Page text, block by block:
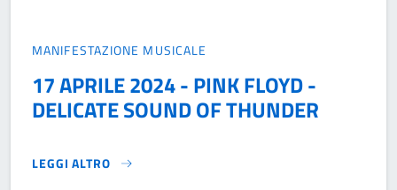
MANIFESTAZIONE MUSICALE
17 APRILE 2024 - PINK FLOYD -
DELICATE SOUND OF THUNDER
LEGGI ALTRO
17 APRILE 2024 - PINK FLOYD - DELICATE SOUND OF